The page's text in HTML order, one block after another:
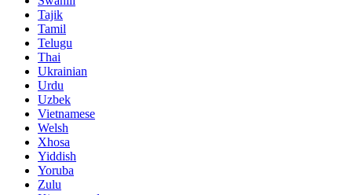
Tajik
Tamil
Telugu
Thai
Ukrainian
Urdu
Uzbek
Vietnamese
Welsh
Xhosa
Yiddish
Yoruba
Zulu